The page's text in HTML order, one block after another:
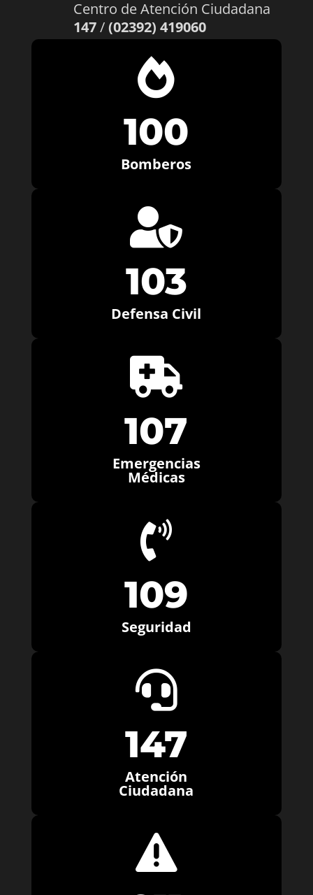
Centro de Atención Ciudadana
147/(02392) 419060

100
Bomberos

103
Defensa Civil

107
Emergencias
Médicas

109
Seguridad

147
Atención
Ciudadana
